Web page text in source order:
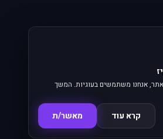
אנחנו משתמשים בעוגיות. המשך
קרא עוד מאשר/ת